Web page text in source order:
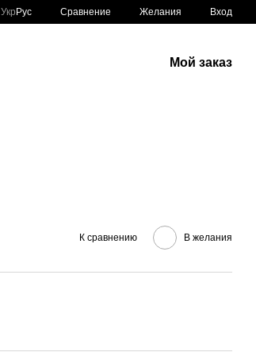
Укр Рус Сравнение Желания Вход
Мой заказ
К сравнению В желания